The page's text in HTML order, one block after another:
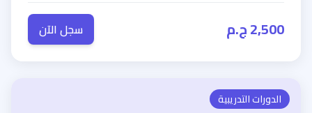
2,500 ج.م
سجل الآن
الدورات التدريبية